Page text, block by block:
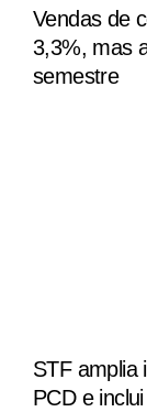
Vendas de
3,3%, mas
semestre
STF amplia
PCD e